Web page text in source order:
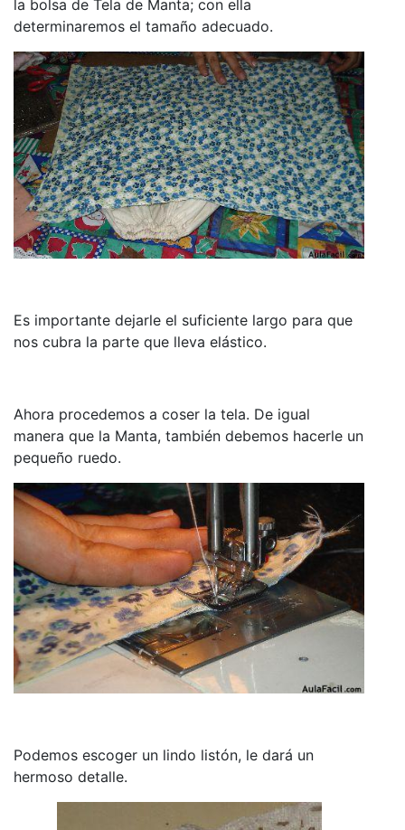
la bolsa de Tela de Manta; con ella
determinaremos el tamaño adecuado.
Es importante dejarle el suficiente largo para que
nos cubra la parte que lleva elástico.
Ahora procedemos a coser la tela. De igual
manera que la Manta, también debemos hacerle un
pequeño ruedo.
Podemos escoger un lindo listón, le dará un
hermoso detalle.